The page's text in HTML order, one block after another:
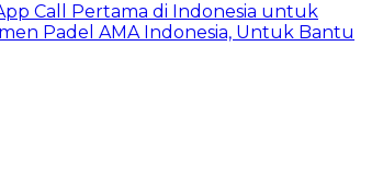
Call Pertama di Indonesia untuk
Padel AMA Indonesia, Untuk Bantu